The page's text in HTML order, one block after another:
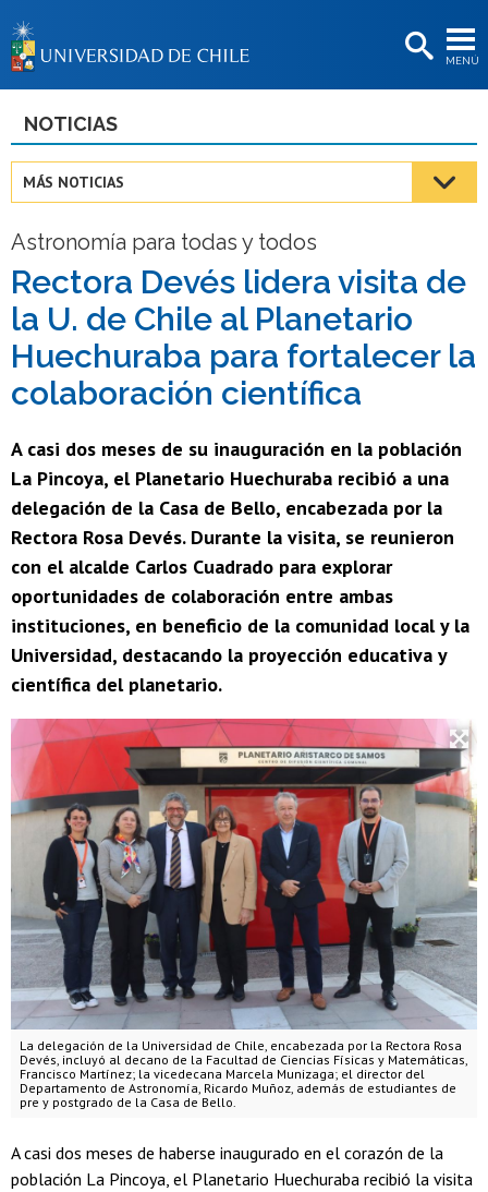
MENÚ
BIBLIOTECAS
Estudiantes
Académicas/os
Funcionarias/os
Egresadas/os
NOTICIAS
MÁS NOTICIAS
Astronomía para todas y todos
Rectora Devés lidera visita de
la U. de Chile al Planetario
Huechuraba para fortalecer la
colaboración científica
A casi dos meses de su inauguración en la población
La Pincoya, el Planetario Huechuraba recibió a una
delegación de la Casa de Bello, encabezada por la
Rectora Rosa Devés. Durante la visita, se reunieron
con el alcalde Carlos Cuadrado para explorar
oportunidades de colaboración entre ambas
instituciones, en beneficio de la comunidad local y la
Universidad, destacando la proyección educativa y
científica del planetario.
La delegación de la Universidad de Chile, encabezada por la Rectora Rosa
Devés, incluyó al decano de la Facultad de Ciencias Físicas y Matemáticas,
Francisco Martínez; la vicedecana Marcela Munizaga; el director del
Departamento de Astronomía, Ricardo Muñoz, además de estudiantes de
pre y postgrado de la Casa de Bello.
A casi dos meses de haberse inaugurado en el corazón de la
población La Pincoya, el Planetario Huechuraba recibió la visita